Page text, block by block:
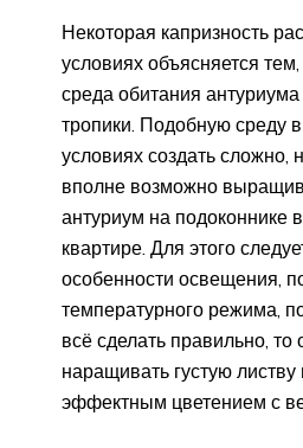
Некоторая капризность
условиях объясняется
среда обитания
тропики. Подобную среду
условиях создать сложно,
вполне возможно
антуриум на подоконнике
квартире. Для этого
особенности освещения,
температурного режима,
всё сделать правильно, то
наращивать густую листву
эффектным цветением с